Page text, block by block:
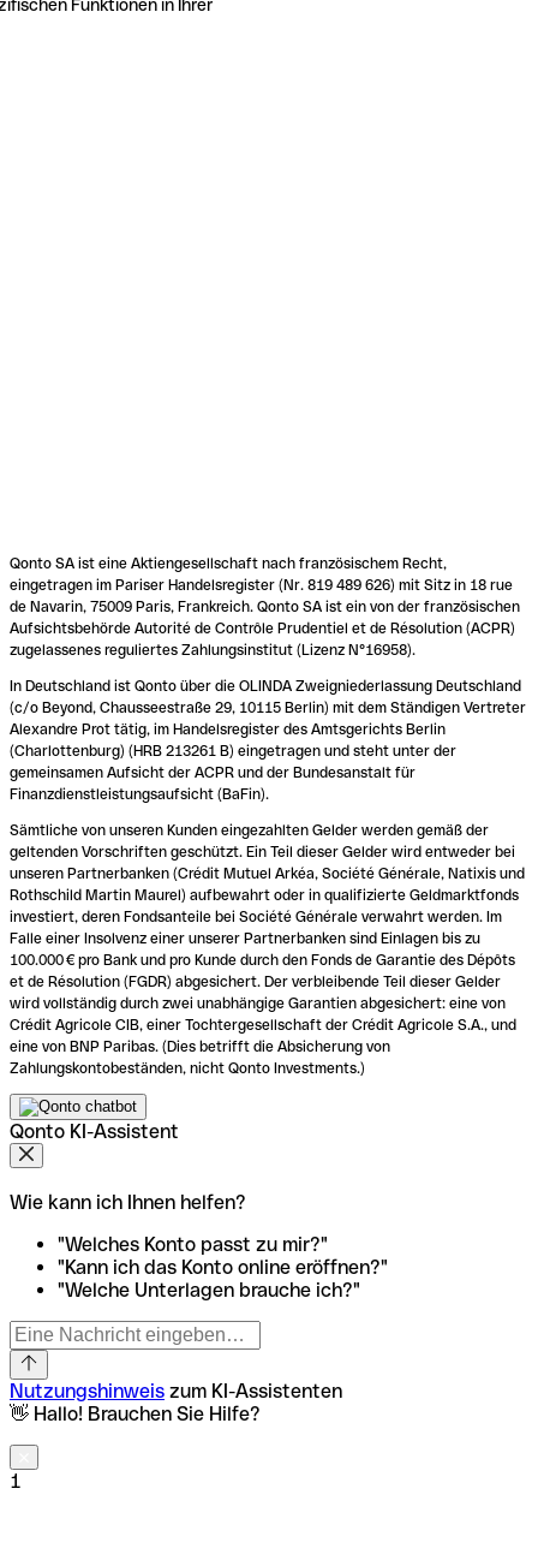
Funktionen in Ihrer
Qonto SA ist eine Aktiengesellschaft nach französischem Recht,
eingetragen im Pariser Handelsregister (Nr. 819 489 626) mit Sitz in 18 rue
de Navarin, 75009 Paris, Frankreich. Qonto SA ist ein von der französischen
Aufsichtsbehörde Autorité de Contrôle Prudentiel et de Résolution (ACPR)
zugelassenes reguliertes Zahlungsinstitut (Lizenz N°16958).
In Deutschland ist Qonto über die OLINDA Zweigniederlassung Deutschland
(c/o Beyond, Chausseestraße 29, 10115 Berlin) mit dem Ständigen Vertreter
Alexandre Prot tätig, im Handelsregister des Amtsgerichts Berlin
(Charlottenburg) (HRB 213261 B) eingetragen und steht unter der
gemeinsamen Aufsicht der ACPR und der Bundesanstalt für
Finanzdienstleistungsaufsicht (BaFin).
Sämtliche von unseren Kunden eingezahlten Gelder werden gemäß der
geltenden Vorschriften geschützt. Ein Teil dieser Gelder wird entweder bei
unseren Partnerbanken (Crédit Mutuel Arkéa, Société Générale, Natixis und
Rothschild Martin Maurel) aufbewahrt oder in qualifizierte Geldmarktfonds
investiert, deren Fondsanteile bei Société Générale verwahrt werden. Im
Falle einer Insolvenz einer unserer Partnerbanken sind Einlagen bis zu
100.000 € pro Bank und pro Kunde durch den Fonds de Garantie des Dépôts
et de Résolution (FGDR) abgesichert. Der verbleibende Teil dieser Gelder
wird vollständig durch zwei unabhängige Garantien abgesichert: eine von
Crédit Agricole CIB, einer Tochtergesellschaft der Crédit Agricole S.A., und
eine von BNP Paribas. (Dies betrifft die Absicherung von
Zahlungskontobeständen, nicht Qonto Investments.)
Qonto KI-Assistent
Wie kann ich Ihnen helfen?
"Welches Konto passt zu mir?"
"Kann ich das Konto online eröffnen?"
"Welche Unterlagen brauche ich?"
Nutzungshinweis zum KI-Assistenten
👋 Hallo! Brauchen Sie Hilfe?
1